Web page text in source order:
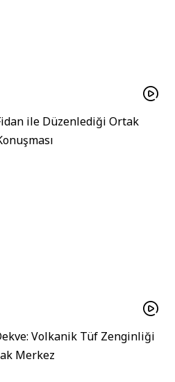
ile Düzenlediği Ortak
Volkanik Tüf Zenginliği
Merkez